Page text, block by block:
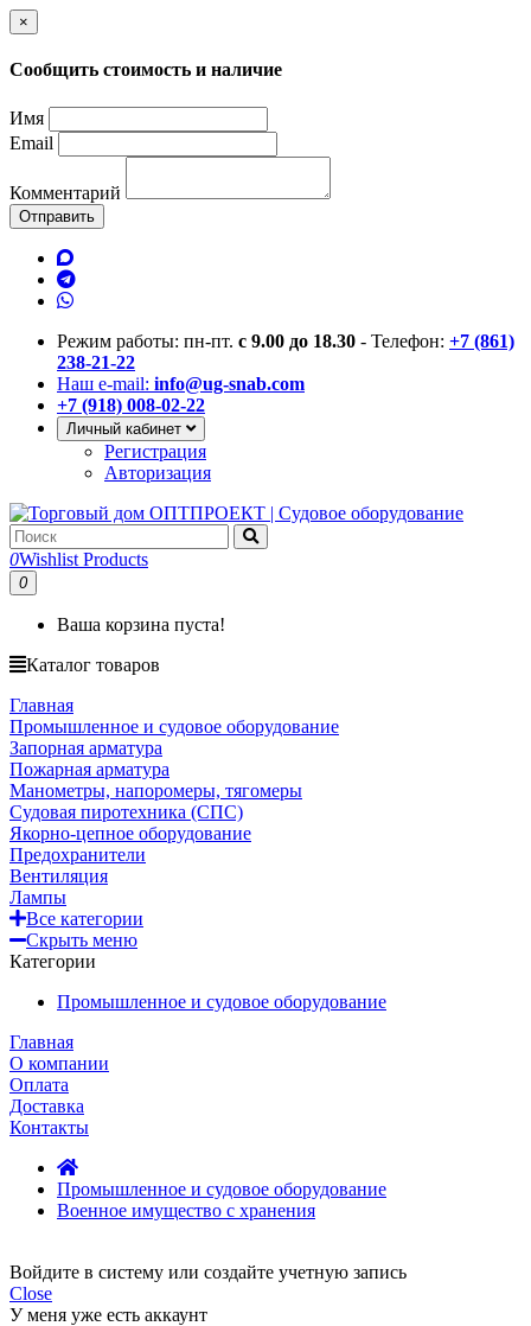
×
Сообщить стоимость и наличие
Имя
Email
Комментарий
Отправить
Режим работы: пн-пт. с 9.00 до 18.30 - Телефон: +7 (861)
238-21-22
Наш e-mail: info@ug-snab.com
+7 (918) 008-02-22
Личный кабинет
Регистрация
Авторизация
0Wishlist Products
0
Ваша корзина пуста!
Каталог товаров
Главная
Промышленное и судовое оборудование
Запорная арматура
Пожарная арматура
Манометры, напоромеры, тягомеры
Судовая пиротехника (СПС)
Якорно-цепное оборудование
Предохранители
Вентиляция
Лампы
Все категории
Скрыть меню
Категории
Промышленное и судовое оборудование
Главная
О компании
Оплата
Доставка
Контакты
Промышленное и судовое оборудование
Военное имущество с хранения
Войдите в систему или создайте учетную запись
Close
У меня уже есть аккаунт